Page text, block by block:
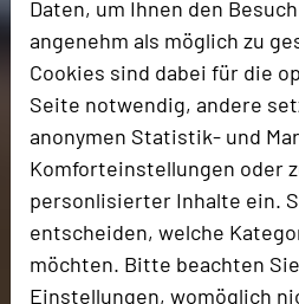
Daten, um Ihnen den
angenehm als möglich zu
Cookies sind dabei für die
Seite notwendig, andere
anonymen Statistik- und
Komforteinstellungen oder
personlisierter Inhalte ein.
entscheiden, welche
möchten. Bitte beachten
Einstellungen, womöglich